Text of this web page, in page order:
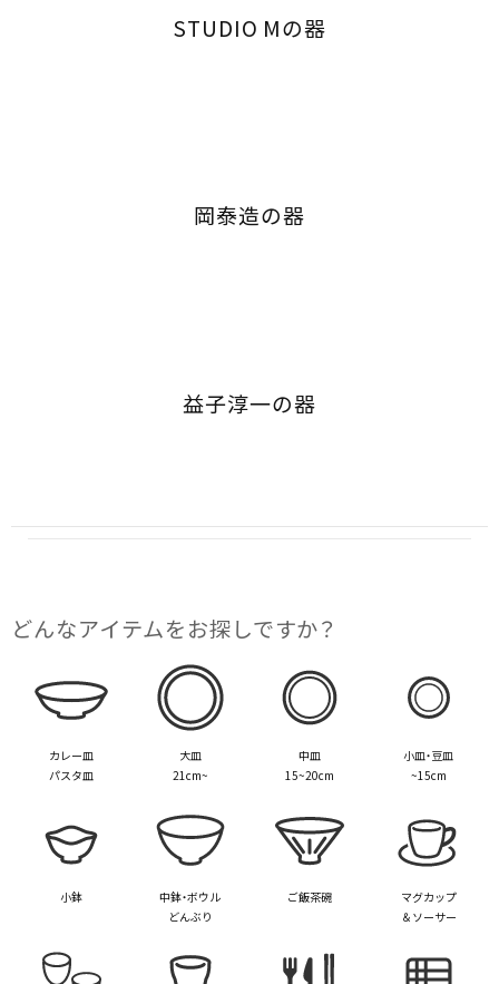
STUDIO Mの器
岡泰造の器
益子淳一の器
どんな​アイテムを​お探しですか？
カレー皿
パスタ皿
大皿
21cm~
中皿
15~20cm
小皿・豆皿
~15cm
小鉢
中鉢・ボウル
どんぶり
ご飯茶碗
マグカップ
＆ソーサー